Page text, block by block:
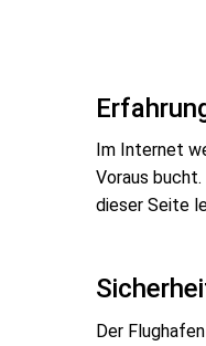
Im Internet
Voraus
dieser Seite
Der